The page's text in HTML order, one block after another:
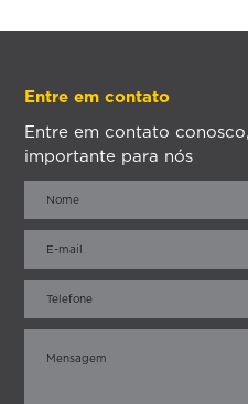
Entre em contato
Entre em contato
importante para nós